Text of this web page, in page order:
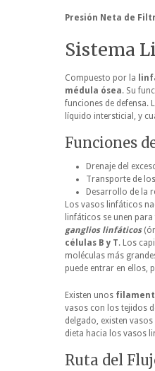
Presión Neta de
Sistema
Compuesto por la
médula ósea. Su
funciones de defensa.
líquido intersticial, y
Funciones
Drenaje del
Transporte de
Desarrollo de la
Los vasos linfáticos
linfáticos se unen
ganglios linfáticos
células B y T. Los
moléculas más
puede entrar en ellos,
Existen unos
vasos con los tejidos
delgado, existen vasos
dieta hacia los vasos
Ruta del